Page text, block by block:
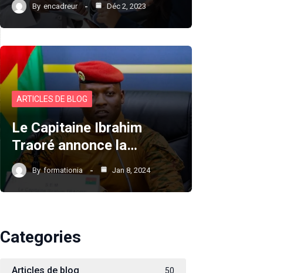
By encadreur Déc 2, 2023
ARTICLES DE BLOG
Le Capitaine Ibrahim
Traoré annonce la…
By formationia Jan 8, 2024
Categories
Articles de blog 50